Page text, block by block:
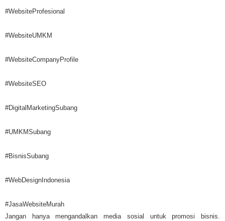
#WebsiteProfesional
#WebsiteUMKM
#WebsiteCompanyProfile
#WebsiteSEO
#DigitalMarketingSubang
#UMKMSubang
#BisnisSubang
#WebDesignIndonesia
#JasaWebsiteMurah
Jangan hanya mengandalkan media sosial untuk promosi bisnis.